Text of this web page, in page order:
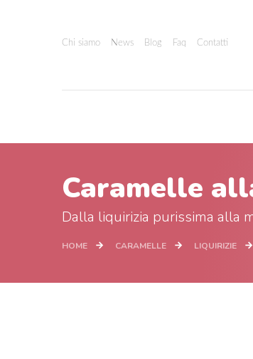
Chi siamo News Blog Faq Contatti
Caramelle
Dalla liquirizia purissima alla
HOME CARAMELLE LIQUIRIZIE